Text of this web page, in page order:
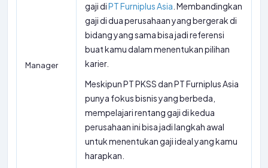
Manager
gaji diPT Furniplus Asia . Membandingkan
gaji di dua perusahaan yang bergerak di
bidang yang sama bisa jadi referensi
buat kamu dalam menentukan pilihan
karier.
Meskipun PT PKSS dan PT Furniplus Asia
punya fokus bisnis yang berbeda,
mempelajari rentang gaji di kedua
perusahaan ini bisa jadi langkah awal
untuk menentukan gaji ideal yang kamu
harapkan.